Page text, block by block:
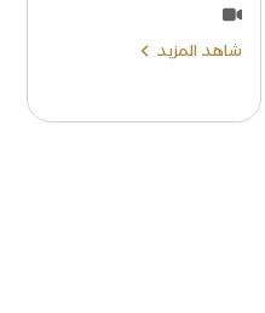
شاهد المزيد